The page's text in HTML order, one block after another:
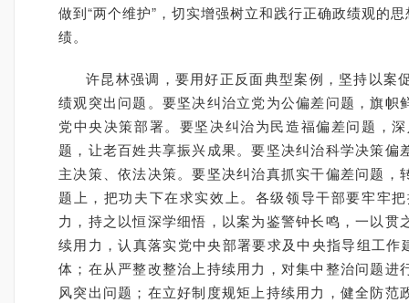
做到“两个维护”，切实增强树立和践行正确政绩观的
绩。
许昆林强调，要用好正反面典型案例，坚持以
绩观突出问题。要坚决纠治立党为公偏差问题，旗
党中央决策部署。要坚决纠治为民造福偏差问题，
题，让老百姓共享振兴成果。要坚决纠治科学决策
主决策、依法决策。要坚决纠治真抓实干偏差问题
题上，把功夫下在求实效上。各级领导干部要牢牢
力，持之以恒深学细悟，以案为鉴警钟长鸣，一以
续用力，认真落实党中央部署要求及中央指导组工
体；在从严整改整治上持续用力，对集中整治问题
风突出问题；在立好制度规矩上持续用力，健全防